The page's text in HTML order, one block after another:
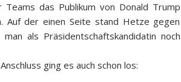
das Publikum von Donald Trump
Auf der einen Seite stand Hetze gegen
als Präsidentschaftskandidatin noch
ging es auch schon los: